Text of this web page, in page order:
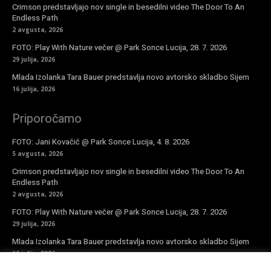
Crimson predstavljajo nov single in besedilni video The Door To An
Endless Path
2 avgusta, 2026
FOTO: Play With Nature večer @ Park Sonce Lucija, 28. 7. 2026
29 julija, 2026
Mlada Izolanka Tara Bauer predstavlja novo avtorsko skladbo Sijem
16 julija, 2026
Priporočamo
FOTO: Jani Kovačič @ Park Sonce Lucija, 4. 8. 2026
5 avgusta, 2026
Crimson predstavljajo nov single in besedilni video The Door To An
Endless Path
2 avgusta, 2026
FOTO: Play With Nature večer @ Park Sonce Lucija, 28. 7. 2026
29 julija, 2026
Mlada Izolanka Tara Bauer predstavlja novo avtorsko skladbo Sijem
16 julija, 2026